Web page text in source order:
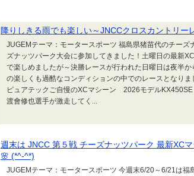
降りしきる雨でも楽しい～JNCCクロスカントリー
JUGEMテーマ：モータースポーツ 福島県猪苗代のチー
ズナッツパーク大会に参加してきました！土曜日の最新
で楽しめましたが～決勝レースが行われた日曜日は夜半
の楽しくも過酷なコンディションの中でのレースとなり
ピュアテックご自慢のXCマシーン 2026モデル
渡會修也選手が激走してく...
週末は JNCC 第５戦 チーズナッツパーク 最新XC
🌸 (*^-^*)
JUGEMテーマ：モータースポーツ 今週末6/20～6/21は